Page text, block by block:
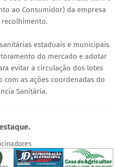
ao Consumidor) da empresa
estaduais e municipais
do mercado e adotar
evitar a circulação dos lotes
com as ações coordenadas do
Sanitária.